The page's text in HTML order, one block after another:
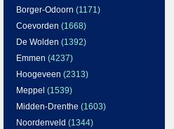
Borger-Odoorn (1171)
Coevorden (1668)
De Wolden (1392)
Emmen (4237)
Hoogeveen (2313)
Meppel (1539)
Midden-Drenthe (1603)
Noordenveld (1344)